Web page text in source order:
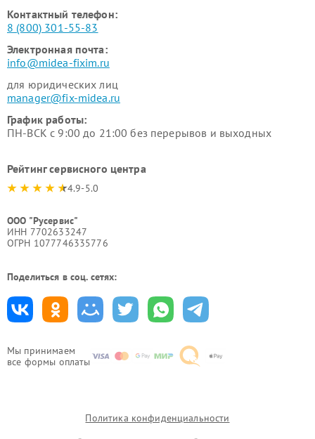
Мы принимаем
все формы оплаты
Контактный телефон:
8 (800) 301-55-83
Электронная почта:
info@midea-fixim.ru
для юридических лиц
manager@fix-midea.ru
График работы:
ПН-ВСК с 9:00 до 21:00 без перерывов и выходных
Рейтинг сервисного центра
4.9-5.0
ООО "Русервис"
ИНН 7702633247
ОГРН 1077746335776
Поделиться в соц. сетях:
Политика конфиденциальности